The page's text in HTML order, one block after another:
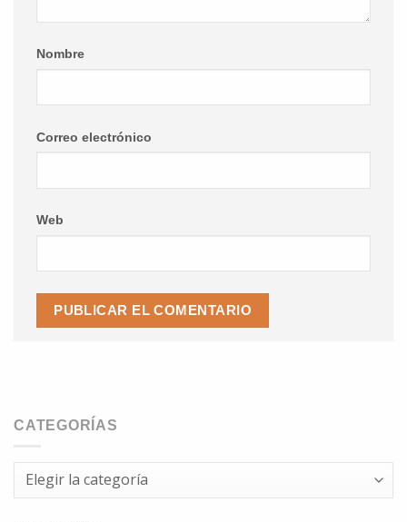
CATEGORÍAS
Categorías
Nombre
Correo electrónico
Web